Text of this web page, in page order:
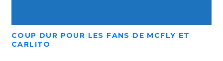
COUP DUR POUR LES FANS DE MCFLY ET
CARLITO